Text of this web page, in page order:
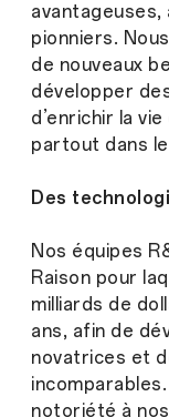
pionniers.
de nouveaux
développer
d’enrichir la
partout dans
Des
Nos équipes
Raison pour
milliards de
ans, afin de
novatrices et
notoriété à